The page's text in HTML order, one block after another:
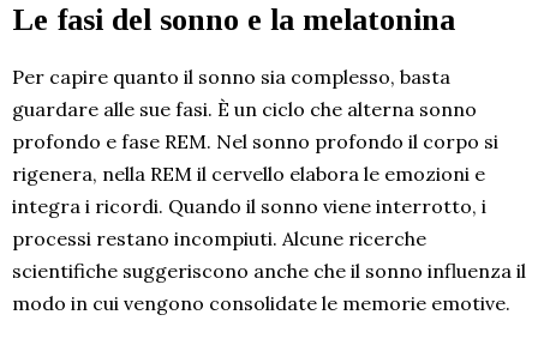
Le fasi del sonno e la melatonina
Per capire quanto il sonno sia complesso, basta
guardare alle sue fasi. È un ciclo che alterna sonno
profondo e fase REM. Nel sonno profondo il corpo si
rigenera, nella REM il cervello elabora le emozioni e
integra i ricordi. Quando il sonno viene interrotto, i
processi restano incompiuti. Alcune ricerche
scientifiche suggeriscono anche che il sonno influenza il
modo in cui vengono consolidate le memorie emotive.